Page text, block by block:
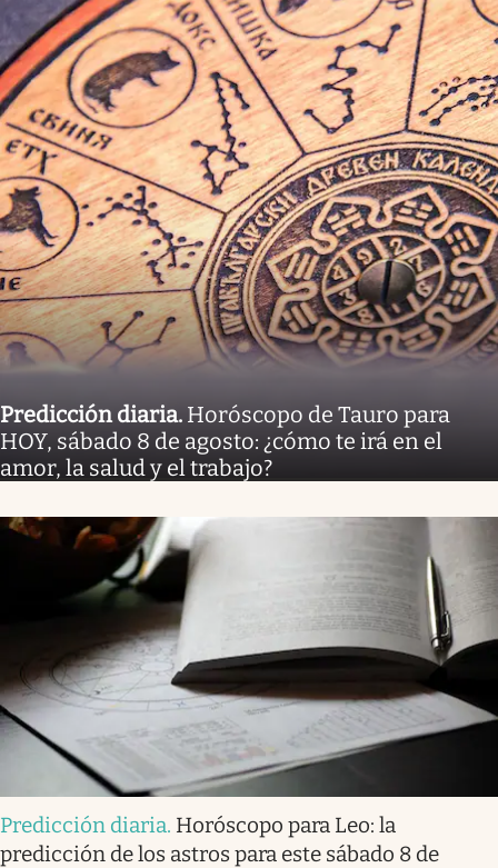
Predicción diaria. Horóscopo de Tauro para
HOY, sábado 8 de agosto: ¿cómo te irá en el
amor, la salud y el trabajo?
Predicción diaria. Horóscopo para Leo: la
predicción de los astros para este sábado 8 de